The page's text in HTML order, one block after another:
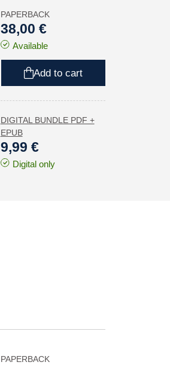
PAPERBACK
38,00 €
Available
Add to cart
DIGITAL BUNDLE PDF +
EPUB
9,99 €
Digital only
PAPERBACK